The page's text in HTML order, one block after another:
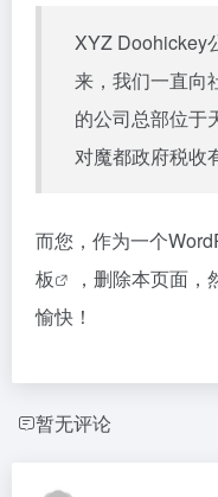
XYZ Doohickey
来，我们一直向
的公司总部位于
对魔都政府税收
而您，作为一个
板
，删除本页面
愉快！
暂无评论